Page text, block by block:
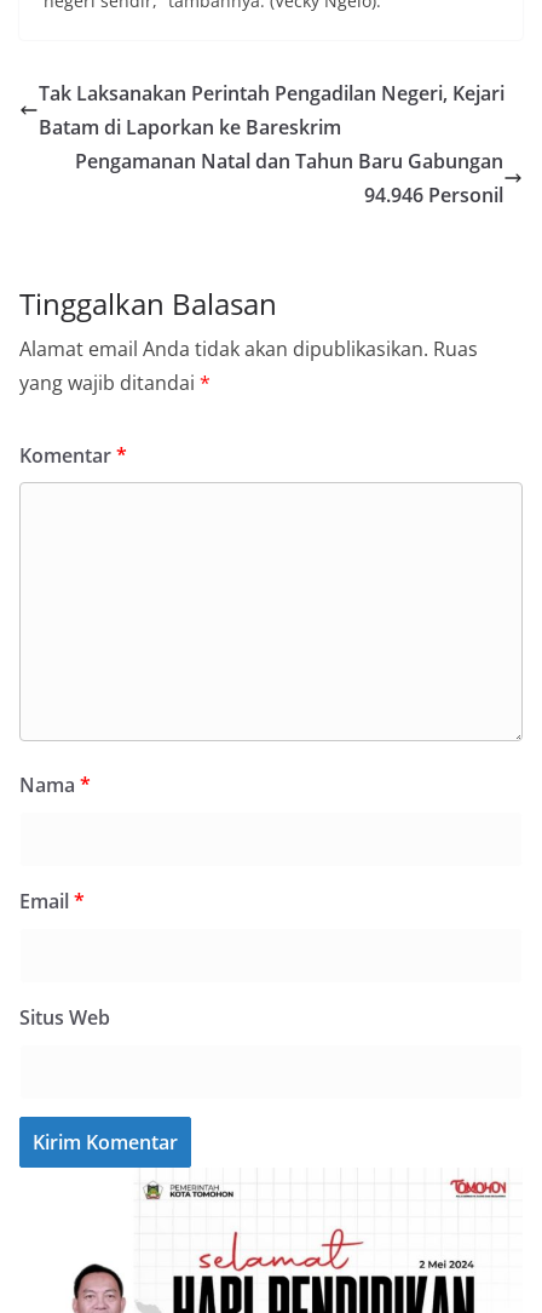
Tak Laksanakan Perintah Pengadilan Negeri, Kejari
Batam di Laporkan ke Bareskrim
Pengamanan Natal dan Tahun Baru Gabungan
94.946 Personil
Tinggalkan Balasan
Alamat email Anda tidak akan dipublikasikan. Ruas
yang wajib ditandai *
Komentar*
Nama *
Email*
Situs Web